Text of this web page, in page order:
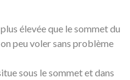
élevée que le sommet du
peu voler sans problème
sous le sommet et dans